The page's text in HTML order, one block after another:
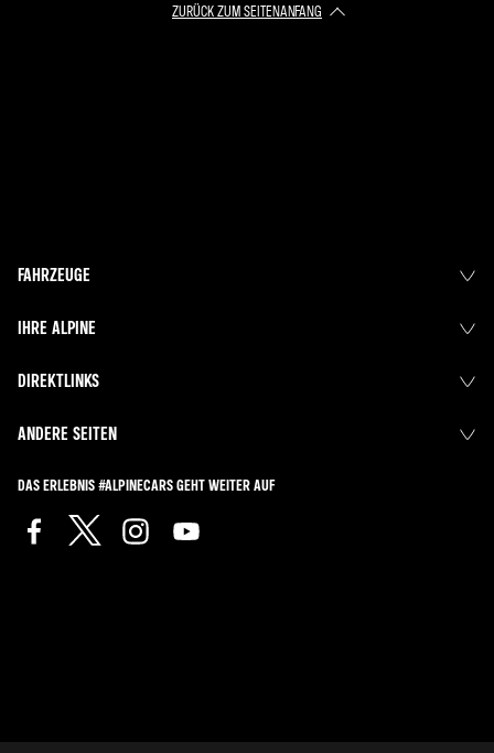
ZURÜCK ZUM SEITENANFANG
FAHRZEUGE
IHRE ALPINE
DIREKTLINKS
ANDERE SEITEN
DAS ERLEBNIS #ALPINECARS GEHT WEITER AUF